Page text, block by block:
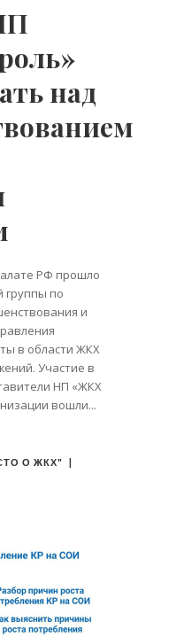
над
РФ прошло
группы по
и
в области ЖКХ
Участие в
НП «ЖКХ
вошли
О ЖКХ"